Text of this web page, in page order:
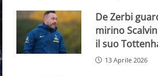
De Zerbi
mirino
il suo
13 Aprile 2026